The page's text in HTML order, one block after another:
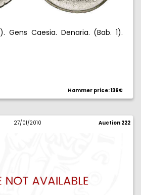
Gens Caesia. Denaria. (Bab. 1).
Hammer price: 136€
27/01/2010 Auction 222